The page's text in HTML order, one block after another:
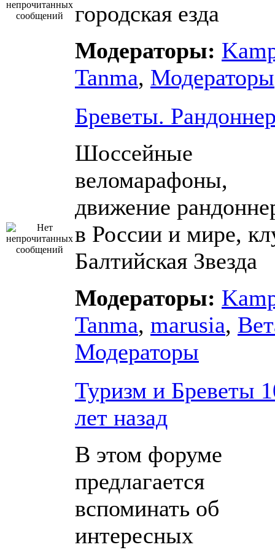
городская езда
Модераторы:
Tanma, Модераторы
Бреветы.
Шоссейные
веломарафоны,
движение
в России и мире,
Балтийская Звезда
Модераторы:
Tanma, marusia,
Модераторы
Туризм и Бреветы
лет назад
В этом форуме
предлагается
вспоминать об
интересных